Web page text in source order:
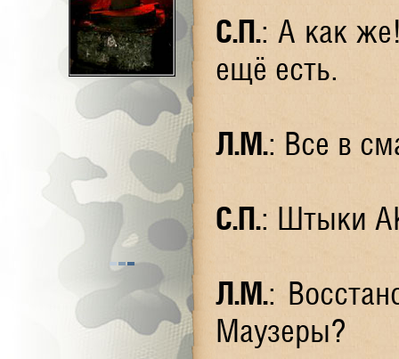
С.П.: А как
ещё есть.
Л.М.: Все в
С.П.: Штыки
Л.М.:
Маузеры?